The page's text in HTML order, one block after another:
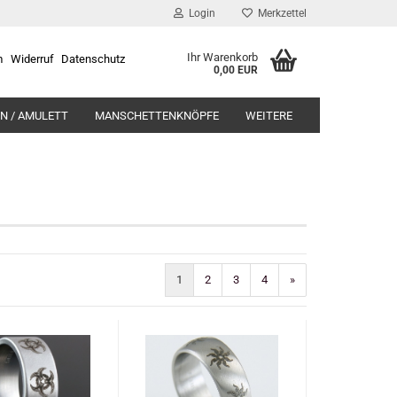
Login Merkzettel
Widerruf Datenschutz Ihr Warenkorb
0,00 EUR
/ AMULETT MANSCHETTENKNÖPFE WEITERE
1 2 3 4 »